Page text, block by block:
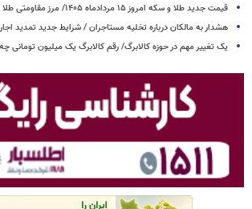
قیمت جدید طلا و سکه امروز ۱۵ مردادماه ۱۴۰۵/ مرز مقاومتی طلا و سکه شکست + جدول
هشدار به مالکان درباره تخلیه مستاجران / شرایط جدید تمدید
یک تغییر مهم در حوزه کالابرگ/ رقم کالابرگ یک میلیون تومانی